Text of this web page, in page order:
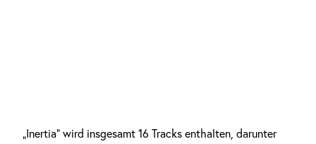
„Inertia“ wird insgesamt 16 Tracks enthalten, darunter